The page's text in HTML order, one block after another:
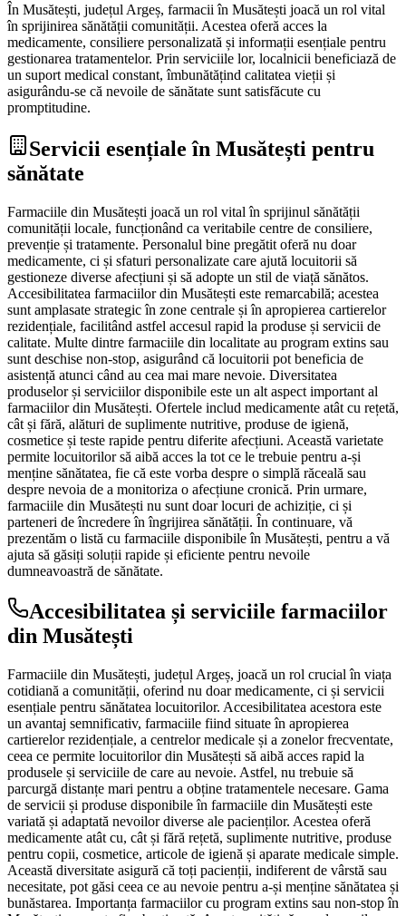
În Musătești, județul Argeș, farmacii în Musătești joacă un rol vital
în sprijinirea sănătății comunității. Acestea oferă acces la
medicamente, consiliere personalizată și informații esențiale pentru
gestionarea tratamentelor. Prin serviciile lor, localnicii beneficiază de
un suport medical constant, îmbunătățind calitatea vieții și
asigurându-se că nevoile de sănătate sunt satisfăcute cu
promptitudine.
Servicii esențiale în Musătești pentru
sănătate
Farmaciile din Musătești joacă un rol vital în sprijinul sănătății
comunității locale, funcționând ca veritabile centre de consiliere,
prevenție și tratamente. Personalul bine pregătit oferă nu doar
medicamente, ci și sfaturi personalizate care ajută locuitorii să
gestioneze diverse afecțiuni și să adopte un stil de viață sănătos.
Accesibilitatea farmaciilor din Musătești este remarcabilă; acestea
sunt amplasate strategic în zone centrale și în apropierea cartierelor
rezidențiale, facilitând astfel accesul rapid la produse și servicii de
calitate. Multe dintre farmaciile din localitate au program extins sau
sunt deschise non-stop, asigurând că locuitorii pot beneficia de
asistență atunci când au cea mai mare nevoie. Diversitatea
produselor și serviciilor disponibile este un alt aspect important al
farmaciilor din Musătești. Ofertele includ medicamente atât cu rețetă,
cât și fără, alături de suplimente nutritive, produse de igienă,
cosmetice și teste rapide pentru diferite afecțiuni. Această varietate
permite locuitorilor să aibă acces la tot ce le trebuie pentru a-și
menține sănătatea, fie că este vorba despre o simplă răceală sau
despre nevoia de a monitoriza o afecțiune cronică. Prin urmare,
farmaciile din Musătești nu sunt doar locuri de achiziție, ci și
parteneri de încredere în îngrijirea sănătății. În continuare, vă
prezentăm o listă cu farmaciile disponibile în Musătești, pentru a vă
ajuta să găsiți soluții rapide și eficiente pentru nevoile
dumneavoastră de sănătate.
Accesibilitatea și serviciile farmaciilor
din Musătești
Farmaciile din Musătești, județul Argeș, joacă un rol crucial în viața
cotidiană a comunității, oferind nu doar medicamente, ci și servicii
esențiale pentru sănătatea locuitorilor. Accesibilitatea acestora este
un avantaj semnificativ, farmaciile fiind situate în apropierea
cartierelor rezidențiale, a centrelor medicale și a zonelor frecventate,
ceea ce permite locuitorilor din Musătești să aibă acces rapid la
produsele și serviciile de care au nevoie. Astfel, nu trebuie să
parcurgă distanțe mari pentru a obține tratamentele necesare. Gama
de servicii și produse disponibile în farmaciile din Musătești este
variată și adaptată nevoilor diverse ale pacienților. Acestea oferă
medicamente atât cu, cât și fără rețetă, suplimente nutritive, produse
pentru copii, cosmetice, articole de igienă și aparate medicale simple.
Această diversitate asigură că toți pacienții, indiferent de vârstă sau
necesitate, pot găsi ceea ce au nevoie pentru a-și menține sănătatea și
bunăstarea. Importanța farmaciilor cu program extins sau non-stop în